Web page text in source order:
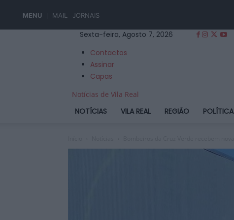
MENU MAIL JORNAIS
Sexta-feira, Agosto 7, 2026
Contactos
Assinar
Capas
Notícias de Vila Real
NOTÍCIAS VILA REAL REGIÃO POLÍTICA